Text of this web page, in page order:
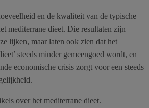
en de kwaliteit van de typische
mediterrane dieet. Die resultaten zijn
lijken, maar laten ook zien dat het
steeds minder gemeengoed wordt, en
economische crisis zorgt voor een steeds
over het mediterrane dieet.